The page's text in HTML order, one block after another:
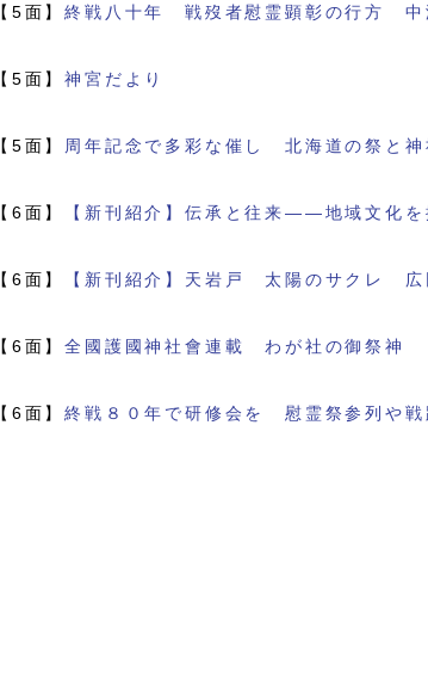
【5面】終戦八十年 戦歿者慰霊顕彰の行方 中
【5面】神宮だより
【5面】 周年記念で多彩な催し 北海道の祭と
【6面】 【新刊紹介】伝承と往来――地域文化
【6面】 【新刊紹介】天岩戸 太陽のサクレ 広
【6面】全國護國神社會連載 わが社の御祭神
【6面】終戦８０年で研修会を 慰霊祭参列や